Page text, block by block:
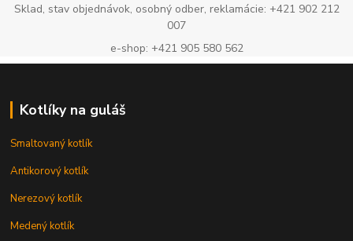
Sklad, stav objednávok, osobný odber, reklamácie: +421 902 212
007
e-shop: +421 905 580 562
Kotlíky na guláš
Smaltovaný kotlík
Antikorový kotlík
Nerezový kotlík
Medený kotlík